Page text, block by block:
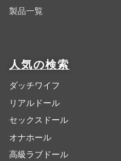
製品一覧
人気の検索
ダッチワイフ
リアルドール
セックスドール
オナホール
高級ラブドール